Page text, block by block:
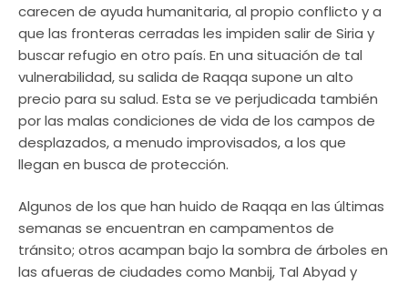
carecen de ayuda humanitaria, al propio conflicto y a
que las fronteras cerradas les impiden salir de Siria y
buscar refugio en otro país. En una situación de tal
vulnerabilidad, su salida de Raqqa supone un alto
precio para su salud. Esta se ve perjudicada también
por las malas condiciones de vida de los campos de
desplazados, a menudo improvisados, a los que
llegan en busca de protección.
Algunos de los que han huido de Raqqa en las últimas
semanas se encuentran en campamentos de
tránsito; otros acampan bajo la sombra de árboles en
las afueras de ciudades como Manbij, Tal Abyad y